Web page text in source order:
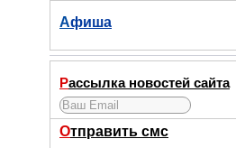
Афиша
Рассылка новостей сайта
Отправить смс